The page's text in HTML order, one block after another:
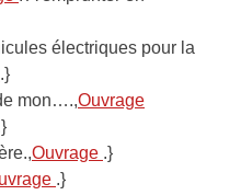
électriques pour la
.}
mon….,Ouvrage
Ouvrage .}
.}